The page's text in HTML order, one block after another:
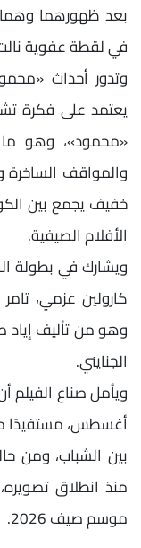
بعد ظهورهما وهما
في لقطة عفوية
وتدور أحداث
يعتمد على فكرة
«محمود»، وهو
والمواقف الساخرة
خفيف يجمع بين
الأفلام الصيفية.
ويشارك في بطولة
كارولين عزمي،
وهو من تأليف إياد
الجنايني.
ويأمل صناع
أغسطس، مستفيدًا
بين الشباب، ومن
منذ انطلاق
موسم صيف 2026.